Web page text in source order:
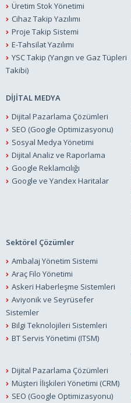
Üretim Stok Yönetimi
Cihaz Takip Yazılımı
Proje Takip Sistemi
E-Tahsilat Yazılımı
YSC Takip (Yangın ve Gaz Tüpleri
Takibi)
DİJİTAL MEDYA
Dijital Pazarlama Çözümleri
SEO (Google Optimizasyonu)
Sosyal Medya Yönetimi
Dijital Analiz ve Raporlama
Google Reklamcılığı
Google ve Yandex Haritalar
Sektörel Çözümler
Ambalaj Yönetim Sistemi
Araç Filo Yönetimi
Askeri Haberleşme Sistemleri
Aviyonik ve Seyrüsefer
Sistemler
Bilgi Teknolojileri Sistemleri
BT Servis Yönetimi (ITSM)
Dijital Pazarlama Çözümleri
Müşteri İlişkileri Yönetimi (CRM)
SEO (Google Optimizasyonu)